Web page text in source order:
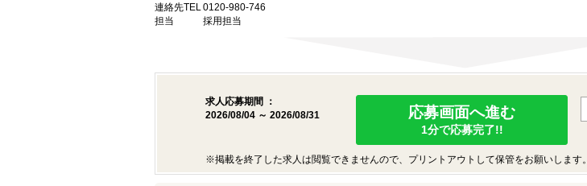
連絡先TEL0120-980-746
担当
採用担当
求人応募期間 ：
2026/08/04 ～ 2026/08/31
応募画面へ進む
1分で応募完了!!
※掲載を終了した求人は閲覧できませんので、プリントアウトして保管をお願いします。